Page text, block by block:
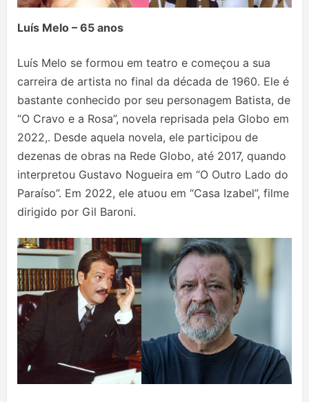
Luís Melo – 65 anos
Luís Melo se formou em teatro e começou a sua
carreira de artista no final da década de 1960. Ele é
bastante conhecido por seu personagem Batista, de
“O Cravo e a Rosa”, novela reprisada pela Globo em
2022,. Desde aquela novela, ele participou de
dezenas de obras na Rede Globo, até 2017, quando
interpretou Gustavo Nogueira em “O Outro Lado do
Paraíso”. Em 2022, ele atuou em “Casa Izabel”, filme
dirigido por Gil Baroni.